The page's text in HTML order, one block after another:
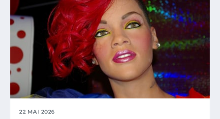
22 MAI 2026